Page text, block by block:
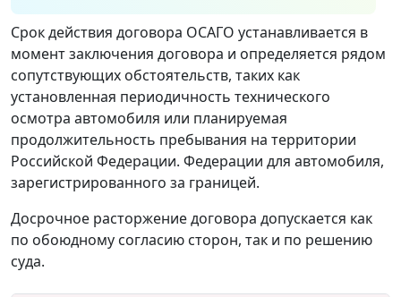
Срок действия договора ОСАГО устанавливается в
момент заключения договора и определяется рядом
сопутствующих обстоятельств, таких как
установленная периодичность технического
осмотра автомобиля или планируемая
продолжительность пребывания на территории
Российской Федерации. Федерации для автомобиля,
зарегистрированного за границей.
Досрочное расторжение договора допускается как
по обоюдному согласию сторон, так и по решению
суда.